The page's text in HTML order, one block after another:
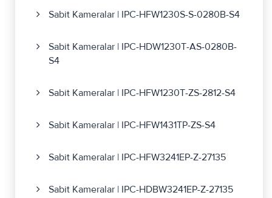
Sabit Kameralar | IPC-HFW1230S-S-0280B-S4
Sabit Kameralar | IPC-HDW1230T-AS-0280B-
S4
Sabit Kameralar | IPC-HFW1230T-ZS-2812-S4
Sabit Kameralar | IPC-HFW1431TP-ZS-S4
Sabit Kameralar | IPC-HFW3241EP-Z-27135
Sabit Kameralar | IPC-HDBW3241EP-Z-27135